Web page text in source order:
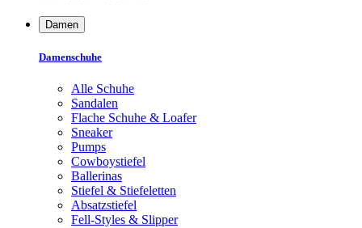
Damen
Damenschuhe
Alle Schuhe
Sandalen
Flache Schuhe & Loafer
Sneaker
Pumps
Cowboystiefel
Ballerinas
Stiefel & Stiefeletten
Absatzstiefel
Fell-Styles & Slipper